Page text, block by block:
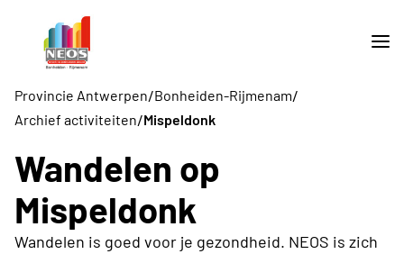
Provincie Antwerpen/Bonheiden-Rijmenam/
Archief activiteiten/Mispeldonk
Wandelen op
Mispeldonk
Wandelen is goed voor je gezondheid. NEOS is zich